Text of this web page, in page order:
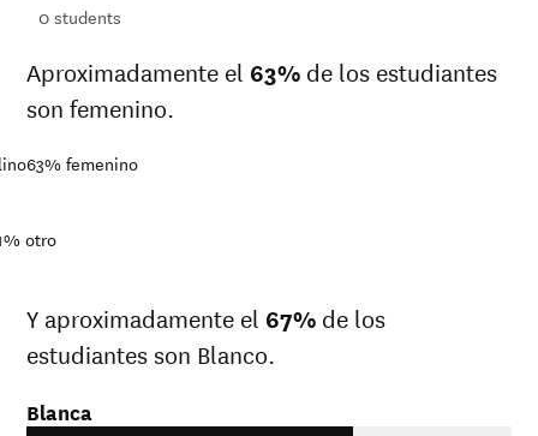
0students
Aproximadamente el 63% de los estudiantes
son femenino.
63% femenino
otro
Y aproximadamente el 67% de los
estudiantes son Blanco.
Blanca